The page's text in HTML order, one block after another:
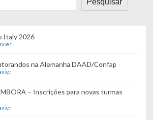
Pesquisar
Italy 2026
na Alemanha DAAD/Confap
– Inscrições para novas turmas